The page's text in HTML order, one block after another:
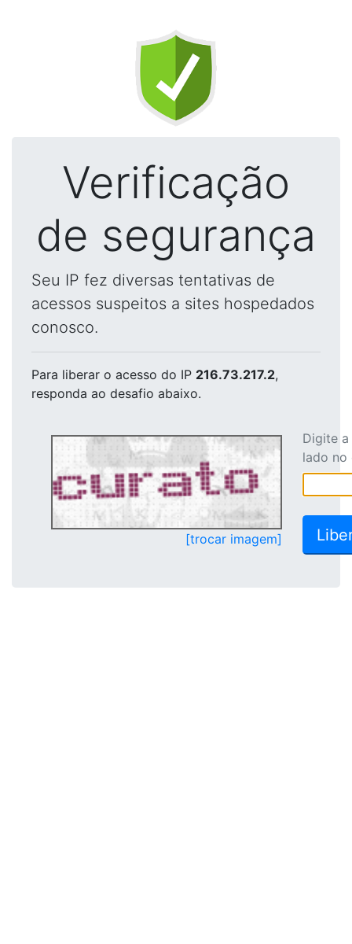
Verificação
de segurança
Seu IP fez diversas tentativas de
acessos suspeitos a sites hospedados
conosco.
Para liberar o acesso do IP 216.73.217.2,
responda ao desafio abaixo.
[trocar imagem]
Digite
lado no